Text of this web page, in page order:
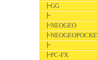
┣GG
┣
┣NEOGEO
┣NEOGEOPOCKET
┣
┣PC-FX